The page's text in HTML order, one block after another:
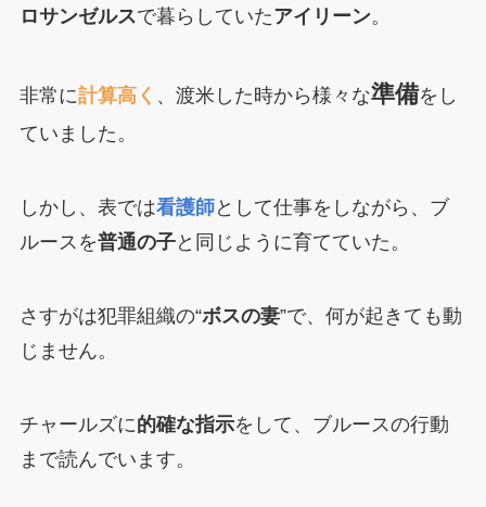
ロサンゼルスで暮らしていたアイリーン。
非常に計算高く 、渡米した時から様々な準備をし
ていました。
しかし、表では看護師として仕事をしながら、ブ
ルースを普通の子と同じように育てていた。
さすがは犯罪組織の“ボスの妻”で、何が起きても動
じません。
チャールズに的確な指示をして、ブルースの行動
まで読んでいます。